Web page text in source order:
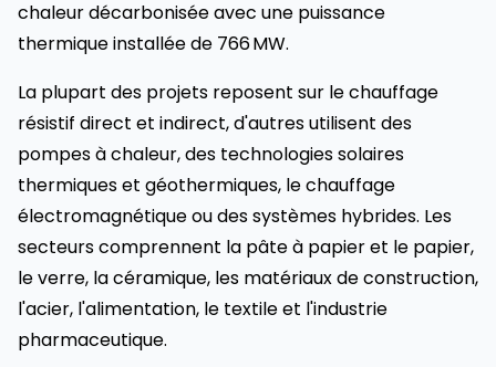
chaleur décarbonisée avec une puissance
thermique installée de 766 MW.
La plupart des projets reposent sur le chauffage
résistif direct et indirect, d'autres utilisent des
pompes à chaleur, des technologies solaires
thermiques et géothermiques, le chauffage
électromagnétique ou des systèmes hybrides. Les
secteurs comprennent la pâte à papier et le papier,
le verre, la céramique, les matériaux de construction,
l'acier, l'alimentation, le textile et l'industrie
pharmaceutique.